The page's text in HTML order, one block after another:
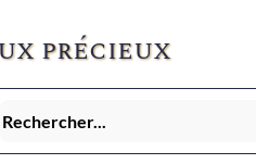
précieux